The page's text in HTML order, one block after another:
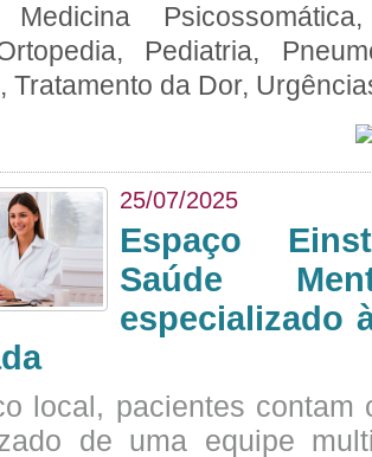
Medicina
Pediatria,
Tratamento da Dor,
25/07/2025
Espaço
Saúde
especializado
local, pacientes contam
de uma equipe